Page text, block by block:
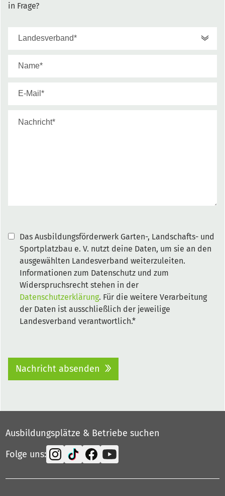
in Frage?
Das Ausbildungsförderwerk Garten-, Landschafts- und
Sportplatzbau e. V. nutzt deine Daten, um sie an den
ausgewählten Landesverband weiterzuleiten.
Informationen zum Datenschutz und zum
Widerspruchsrecht stehen in der
Datenschutzerklärung. Für die weitere Verarbeitung
der Daten ist ausschließlich der jeweilige
Landesverband verantwortlich.*
Nachricht absenden
Ausbildungsplätze & Betriebe suchen
Folge uns: